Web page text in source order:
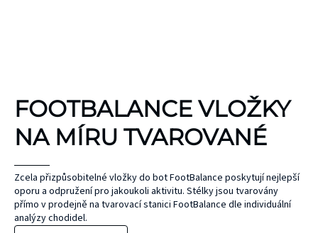
FOOTBALANCE VLOŽKY
NA MÍRU TVAROVANÉ
Zcela přizpůsobitelné vložky do bot FootBalance poskytují nejlepší
oporu a odpružení pro jakoukoli aktivitu. Stélky jsou tvarovány
přímo v prodejně na tvarovací stanici FootBalance dle individuální
analýzy chodidel.
UNIHOC
MAX
ČEPEL
ZONE
KINEZIOLOGICKÉ
TEJPY
KT TAPE
bez latexu a
přírodního